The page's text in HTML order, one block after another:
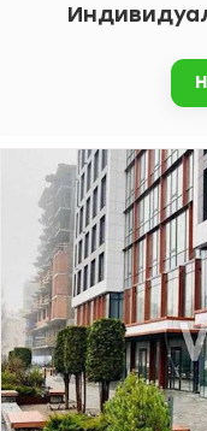
університети. Всього 7
з купівлі квартир за
розрахунок: 1) Є-оселя
Житло для ВПО та
Цена 73 000у.о.
valion.ua/1147468